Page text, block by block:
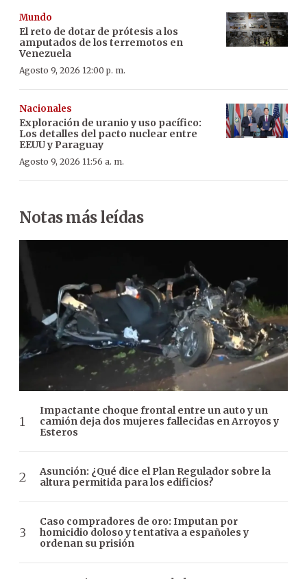
Mundo
El reto de dotar de prótesis a los
amputados de los terremotos en
Venezuela
Agosto 9, 2026 12:00 p. m.
Nacionales
Exploración de uranio y uso pacífico:
Los detalles del pacto nuclear entre
EEUU y Paraguay
Agosto 9, 2026 11:56 a. m.
Notas más leídas
Impactante choque frontal entre un auto y un
camión deja dos mujeres fallecidas en Arroyos y
Esteros
Asunción: ¿Qué dice el Plan Regulador sobre la
altura permitida para los edificios?
Caso compradores de oro: Imputan por
homicidio doloso y tentativa a españoles y
ordenan su prisión